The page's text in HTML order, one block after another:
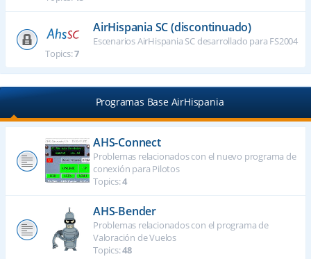
AirHispania SC (discontinuado)
Escenarios AirHispania SC desarrollado para FS2004
Topics:7
Programas Base AirHispania
AHS-Connect
Problemas relacionados con el nuevo programa de
conexión para Pilotos
Topics:4
AHS-Bender
Problemas relacionados con el programa de
Valoración de Vuelos
Topics:48